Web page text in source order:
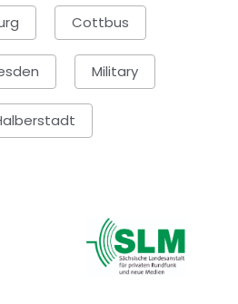
Cottbus
Military